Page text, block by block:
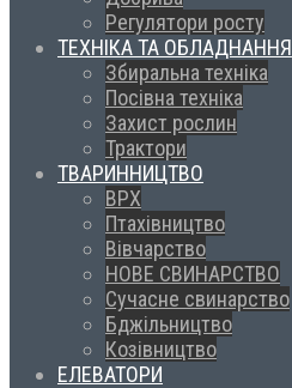
Регулятори росту
ТЕХНІКА ТА ОБЛАДНАННЯ
Збиральна техніка
Посівна техніка
Захист рослин
Трактори
ТВАРИННИЦТВО
ВРХ
Птахівництво
Вівчарство
НОВЕ СВИНАРСТВО
Сучасне свинарство
Бджільництво
Козівництво
ЕЛЕВАТОРИ